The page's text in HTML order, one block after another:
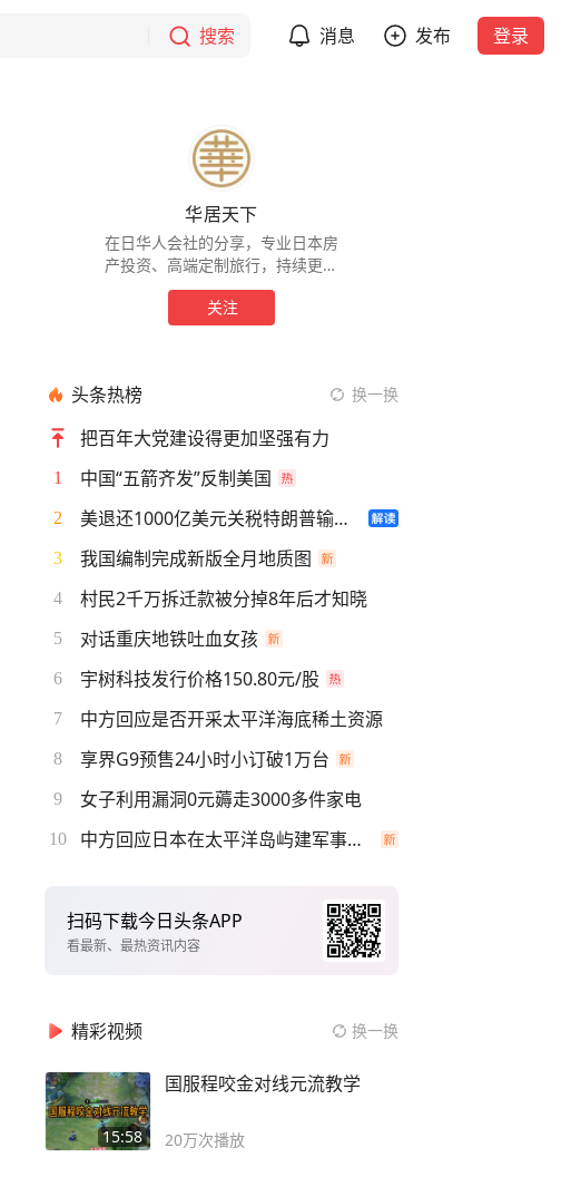
搜索 消息 发布 登录
华居天下
在日华人会社的分享，专业日本房
产投资、高端定制旅行，持续更新
优质资讯
关注
头条热榜 换一换
把百年大党建设得更加坚强有力
1 中国“五箭齐发”反制美国
2 美退还1000亿美元关税特朗普输了吗
3 我国编制完成新版全月地质图
4 村民2千万拆迁款被分掉8年后才知晓
5 对话重庆地铁吐血女孩
6 宇树科技发行价格150.80元/股
7 中方回应是否开采太平洋海底稀土资源
8 享界G9预售24小时小订破1万台
9 女子利用漏洞0元薅走3000多件家电
10 中方回应日本在太平洋岛屿建军事设施
扫码下载今日头条APP
看最新、最热资讯内容
精彩视频 换一换
15:58
国服程咬金对线元流教学
20万次播放